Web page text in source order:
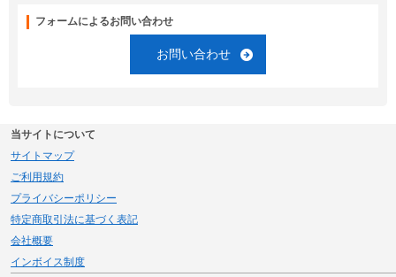
フォームによるお問い合わせ
お問い合わせ
当サイトについて
サイトマップ
ご利用規約
プライバシーポリシー
特定商取引法に基づく表記
会社概要
インボイス制度